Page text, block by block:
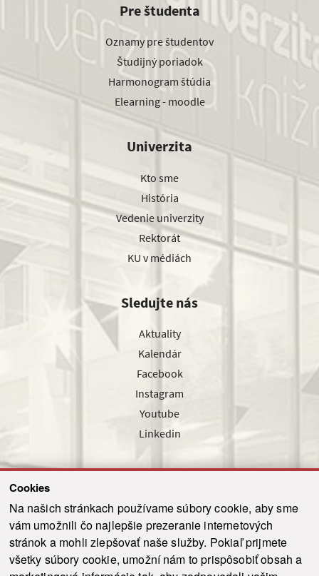
Cookies
Na našich stránkach používame súbory cookie, aby sme
vám umožnili čo najlepšie prezeranie internetových
stránok a mohli zlepšovať naše služby. Pokiaľ prijmete
všetky súbory cookie, umožní nám to prispôsobiť obsah a
Pre študenta
Oznamy pre študentov
Študijný poriadok
Harmonogram štúdia
Elearning - moodle
Univerzita
Kto sme
História
Vedenie univerzity
Rektorát
KU v médiách
Sledujte nás
Aktuality
Kalendár
Facebook
Instagram
Youtube
Linkedin